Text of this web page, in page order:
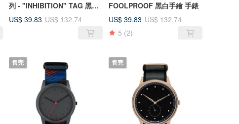
列 - "INHIBITION" TAG 黑白
碎片 手錶
US$ 39.83 US$ 132.74
FOOLPROOF 黑白手繪 手錶
US$ 39.83 US$ 132.74
5 (2)
售完 售完